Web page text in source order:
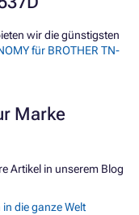
wir die günstigsten
für BROTHER TN-
Marke
Artikel in unserem Blog
die ganze Welt